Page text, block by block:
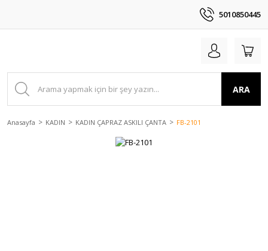
5010850445
ARA
Anasayfa KADIN KADIN ÇAPRAZ ASKILI ÇANTA FB-2101